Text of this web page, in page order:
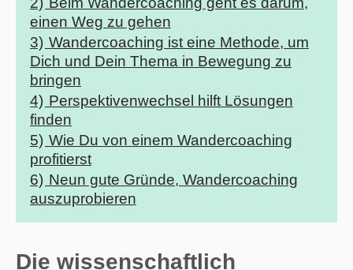
einen Weg zu gehen
3) Wandercoaching ist eine Methode, um
Dich und Dein Thema in Bewegung zu
bringen
4) Perspektivenwechsel hilft Lösungen
finden
5) Wie Du von einem Wandercoaching
profitierst
6) Neun gute Gründe, Wandercoaching
auszuprobieren
Die wissenschaftlich